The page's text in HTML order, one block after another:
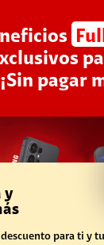
¡Sin pagar
y
para ti y